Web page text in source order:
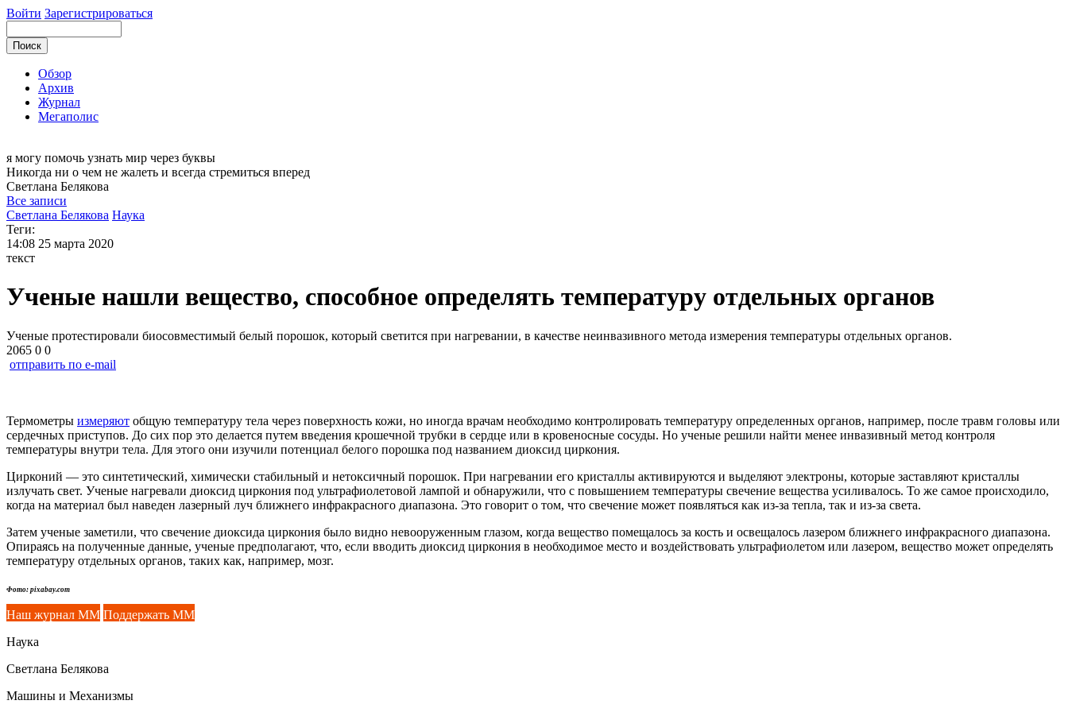
Войти Зарегистрироваться
Обзор
Архив
Журнал
Мегаполис
я могу помочь узнать мир через буквы
Никогда ни о чем не жалеть и всегда стремиться вперед
Светлана Белякова
Все записи
Светлана Белякова Наука
Теги:
14:08 25 марта 2020
текст
Ученые нашли вещество, способное определять температуру отдельных органов
Ученые протестировали биосовместимый белый порошок, который светится при нагревании, в качестве неинвазивного метода измерения температуры отдельных органов.
2065 0 0
отправить по e-mail
Термометры измеряют общую температуру тела через поверхность кожи, но иногда врачам необходимо контролировать температуру определенных органов, например, после травм головы или
сердечных приступов. До сих пор это делается путем введения крошечной трубки в сердце или в кровеносные сосуды. Но ученые решили найти менее инвазивный метод контроля
температуры внутри тела. Для этого они изучили потенциал белого порошка под названием диоксид циркония.
Цирконий — это синтетический, химически стабильный и нетоксичный порошок. При нагревании его кристаллы активируются и выделяют электроны, которые заставляют кристаллы
излучать свет. Ученые нагревали диоксид циркония под ультрафиолетовой лампой и обнаружили, что с повышением температуры свечение вещества усиливалось. То же самое происходило,
когда на материал был наведен лазерный луч ближнего инфракрасного диапазона. Это говорит о том, что свечение может появляться как из-за тепла, так и из-за света.
Затем ученые заметили, что свечение диоксида циркония было видно невооруженным глазом, когда вещество помещалось за кость и освещалось лазером ближнего инфракрасного диапазона.
Опираясь на полученные данные, ученые предполагают, что, если вводить диоксид циркония в необходимое место и воздействовать ультрафиолетом или лазером, вещество может определять
температуру отдельных органов, таких как, например, мозг.
Фото: pixabay.com
Наш журнал ММ Поддержать ММ
Наука
Светлана Белякова
Машины и Механизмы